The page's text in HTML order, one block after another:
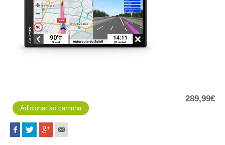
289,99€